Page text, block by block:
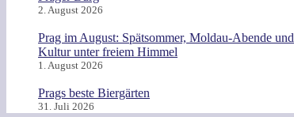
2. August 2026
Prag im August: Spätsommer, Moldau-Abende und
Kultur unter freiem Himmel
1. August 2026
Prags beste Biergärten
31. Juli 2026